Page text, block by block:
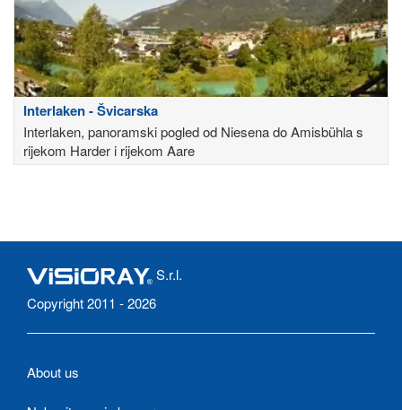
Interlaken - Švicarska
Interlaken, panoramski pogled od Niesena do Amisbühla s
rijekom Harder i rijekom Aare
S.r.l.
Copyright 2011 - 2026
About us